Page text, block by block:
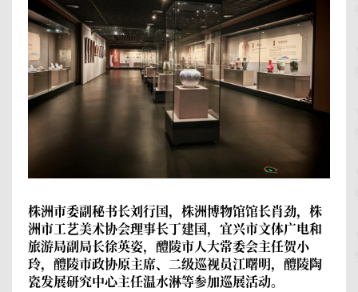
株洲市委副秘书长刘行国，株洲博物馆馆长肖劲，株
洲市工艺美术协会理事长丁建国，宜兴市文体广电和
旅游局副局长徐英姿，醴陵市人大常委会主任贺小
玲，醴陵市政协原主席、二级巡视员江曙明，醴陵陶
瓷发展研究中心主任温水淋等参加巡展活动。